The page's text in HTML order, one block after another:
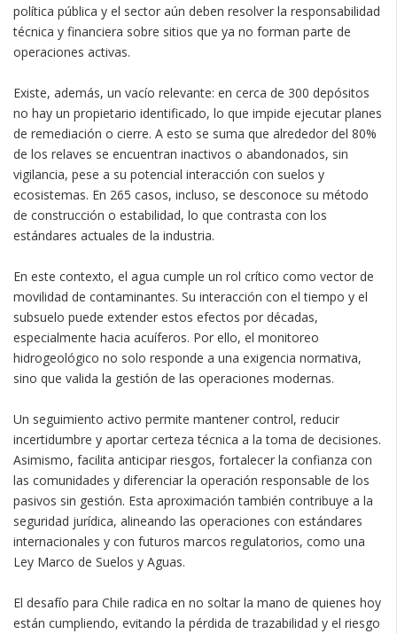
política pública y el sector aún deben resolver la responsabilidad
técnica y financiera sobre sitios que ya no forman parte de
operaciones activas.
Existe, además, un vacío relevante: en cerca de 300 depósitos
no hay un propietario identificado, lo que impide ejecutar planes
de remediación o cierre. A esto se suma que alrededor del 80%
de los relaves se encuentran inactivos o abandonados, sin
vigilancia, pese a su potencial interacción con suelos y
ecosistemas. En 265 casos, incluso, se desconoce su método
de construcción o estabilidad, lo que contrasta con los
estándares actuales de la industria.
En este contexto, el agua cumple un rol crítico como vector de
movilidad de contaminantes. Su interacción con el tiempo y el
subsuelo puede extender estos efectos por décadas,
especialmente hacia acuíferos. Por ello, el monitoreo
hidrogeológico no solo responde a una exigencia normativa,
sino que valida la gestión de las operaciones modernas.
Un seguimiento activo permite mantener control, reducir
incertidumbre y aportar certeza técnica a la toma de decisiones.
Asimismo, facilita anticipar riesgos, fortalecer la confianza con
las comunidades y diferenciar la operación responsable de los
pasivos sin gestión. Esta aproximación también contribuye a la
seguridad jurídica, alineando las operaciones con estándares
internacionales y con futuros marcos regulatorios, como una
Ley Marco de Suelos y Aguas.
El desafío para Chile radica en no soltar la mano de quienes hoy
están cumpliendo, evitando la pérdida de trazabilidad y el riesgo